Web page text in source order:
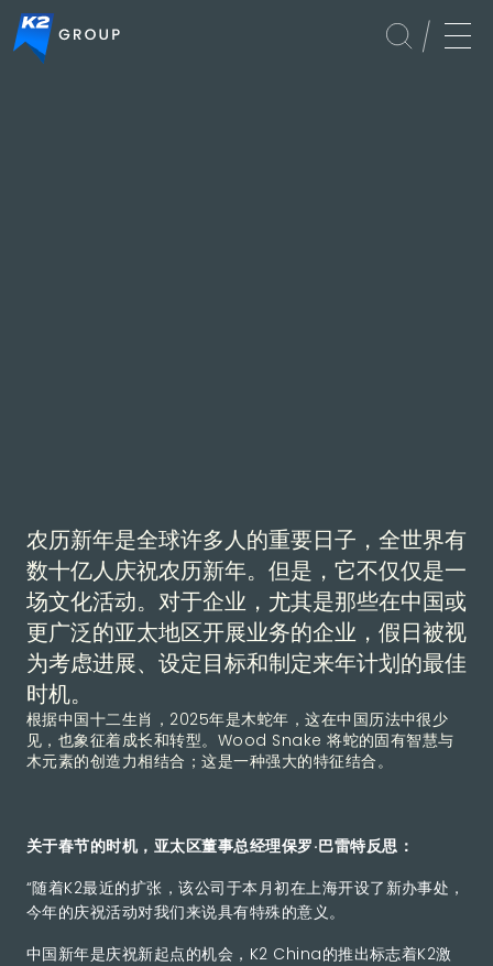
农历新年是全球许多人的重要日子，全世界有
数十亿人庆祝农历新年。但是，它不仅仅是一
场文化活动。对于企业，尤其是那些在中国或
更广泛的亚太地区开展业务的企业，假日被视
为考虑进展、设定目标和制定来年计划的最佳
时机。
根据中国十二生肖，2025年是木蛇年，这在中国历法中很少
见，也象征着成长和转型。Wood Snake 将蛇的固有智慧与
木元素的创造力相结合；这是一种强大的特征结合。
关于春节的时机，亚太区董事总经理保罗·巴雷特反思：
“随着K2最近的扩张，该公司于本月初在上海开设了新办事处，
今年的庆祝活动对我们来说具有特殊的意义。
中国新年是庆祝新起点的机会，K2 China的推出标志着K2激